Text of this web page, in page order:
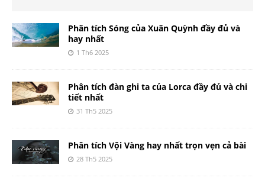
Phân tích Sóng của Xuân Quỳnh đầy đủ và
hay nhất
1 Th6 2025
Phân tích đàn ghi ta của Lorca đầy đủ và chi
tiết nhất
31 Th5 2025
Phân tích Vội Vàng hay nhất trọn vẹn cả bài
28 Th5 2025